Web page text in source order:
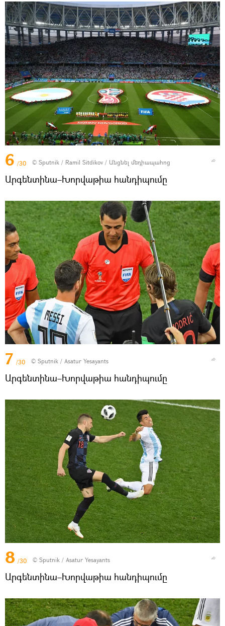
6 /30 © Sputnik / Ramil Sitdikov / Անցնել մեդիապահոց
Արգենտինա–Խորվաթիա հանդիպումը
7 /30 © Sputnik / Asatur Yesayants
Արգենտինա–Խորվաթիա հանդիպումը
8 /30 © Sputnik / Asatur Yesayants
Արգենտինա–Խորվաթիա հանդիպումը